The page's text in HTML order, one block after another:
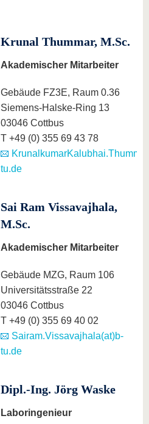
Krunal Thummar, M.Sc.
Akademischer Mitarbeiter
Gebäude FZ3E, Raum 0.36
Siemens-Halske-Ring 13
03046 Cottbus
T +49 (0) 355 69 43 78
tu.de
Sai Ram Vissavajhala,
M.Sc.
Akademischer Mitarbeiter
Gebäude MZG, Raum 106
Universitätsstraße 22
03046 Cottbus
T +49 (0) 355 69 40 02
Sairam.Vissavajhala(at)b-
tu.de
Dipl.-Ing. Jörg Waske
Laboringenieur